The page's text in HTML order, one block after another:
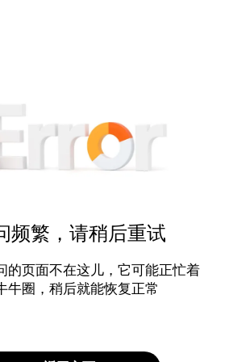
频繁，请稍后重试
的页面不在这儿，它可能正忙着
牛圈，稍后就能恢复正常